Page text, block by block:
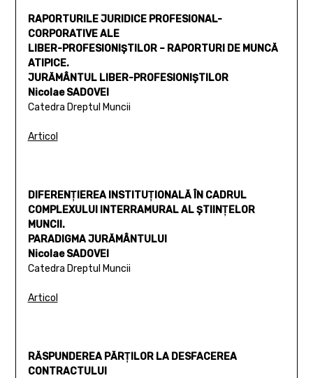
RAPORTURILE JURIDICE PROFESIONAL-
CORPORATIVE ALE
LIBER-PROFESIONIŞTILOR – RAPORTURI DE MUNCĂ
ATIPICE.
JURĂMÂNTUL LIBER-PROFESIONIŞTILOR
Nicolae SADOVEI
Catedra Dreptul Muncii
Articol
DIFERENŢIEREA INSTITUŢIONALĂ ÎN CADRUL
COMPLEXULUI INTERRAMURAL AL ŞTIINŢELOR
MUNCII.
PARADIGMA JURĂMÂNTULUI
Nicolae SADOVEI
Catedra Dreptul Muncii
Articol
RĂSPUNDEREA PĂRŢILOR LA DESFACEREA
CONTRACTULUI